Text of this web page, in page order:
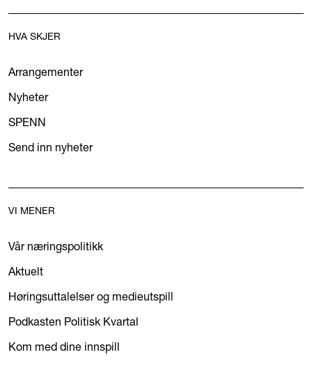
HVA SKJER
Arrangementer
Nyheter
SPENN
Send inn nyheter
VI MENER
Vår næringspolitikk
Aktuelt
Høringsuttalelser og medieutspill
Podkasten Politisk Kvartal
Kom med dine innspill